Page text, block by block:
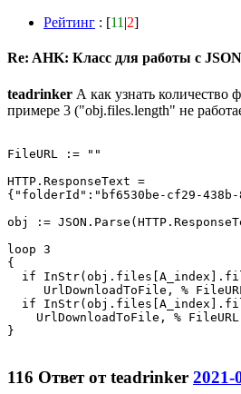
Рейтинг : [11 |2]
Re: AHK: Класс для работы с JSON
teadrinker А как узнать количество
примере 3 ("obj.files.length" не
FileURL := ""
HTTP.ResponseText =
{"folderId":"bf6530be-cf29-438b-
obj :=
loop 3
{
if
UrlDownloadToFile, %
if
UrlDownloadToFile, %
}
116 Ответ отteadrinker 2021-